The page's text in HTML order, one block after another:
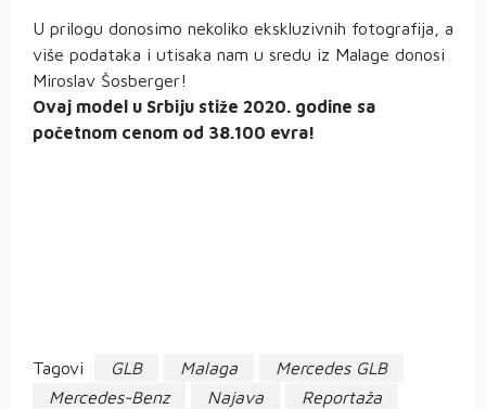
U prilogu donosimo nekoliko ekskluzivnih fotografija, a
više podataka i utisaka nam u sredu iz Malage donosi
Miroslav Šosberger!
Ovaj model u Srbiju stiže 2020. godine sa
početnom cenom od 38.100 evra!
Tagovi GLB Malaga
Mercedes GLB
Mercedes-Benz
Najava
Reportaža